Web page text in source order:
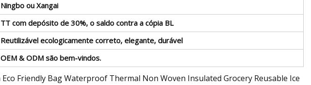
Ningbo ou Xangai
TT com depósito de 30%, o saldo contra a cópia BL
Reutilizável ecologicamente correto, elegante, durável
OEM & ODM são bem-vindos.